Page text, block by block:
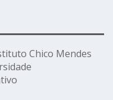
Chico Mendes